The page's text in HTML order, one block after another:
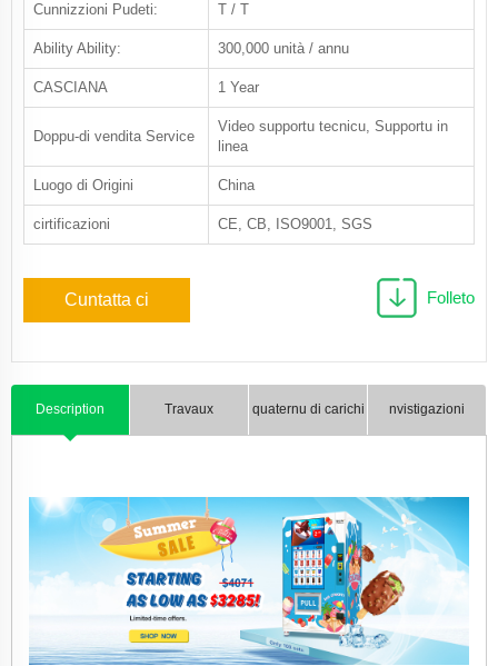
Cunnizzioni Pudeti: T / T
Ability Ability: 300,000 unità / annu
CASCIANA 1 Year
Doppu-di vendita Service
Video supportu tecnicu, Supportu in
linea
Luogo di Origini China
cirtificazioni CE, CB, ISO9001, SGS
Cuntatta ci Folleto
Description Travaux quaternu di carichi nvistigazioni